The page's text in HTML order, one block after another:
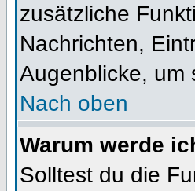
zusätzliche
Nachrichten,
Augenblicke, um
Nach oben
Warum werde
Solltest du die